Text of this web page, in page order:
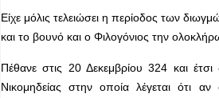
Είχε μόλις τελειώσει η περίοδος των
και το βουνό και ο Φιλογόνιος την
Πέθανε στις 20 Δεκεμβρίου 324 και
Νικομηδείας στην οποία λέγεται ότι